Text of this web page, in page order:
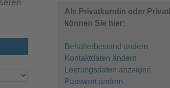
Als Privatkundin oder
können Sie hier:
Behälterbestand ändern
Kontaktdaten ändern
Leerungsdaten anzeigen
Passwort ändern